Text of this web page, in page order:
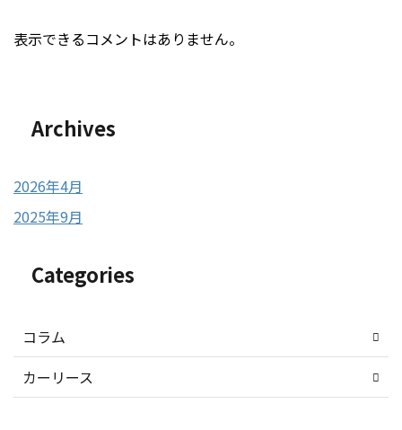
表示できるコメントはありません。
Archives
2026年4月
2025年9月
Categories
コラム
カーリース